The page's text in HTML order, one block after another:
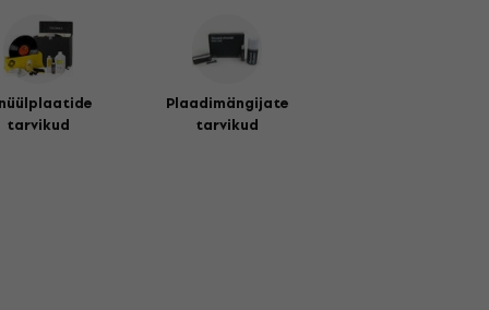
tarvikud
Plaadimängijate
tarvikud